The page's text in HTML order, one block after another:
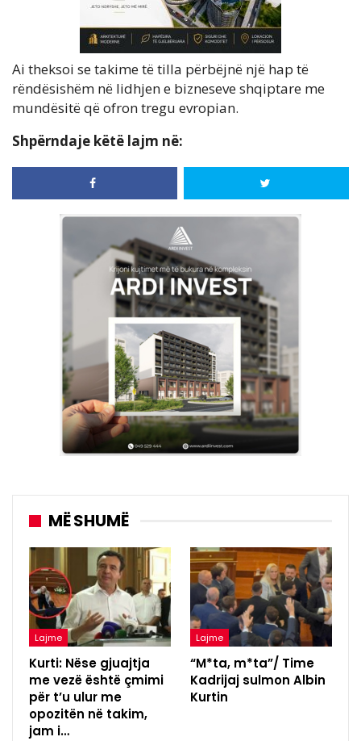
Ai theksoi se takime të tilla përbëjnë një hap të
rëndësishëm në lidhjen e bizneseve shqiptare me
mundësitë që ofron tregu evropian.
Shpërndaje këtë lajm në:
MË SHUMË
Lajme
Kurti: Nëse gjuajtja
me vezë është çmimi
për t’u ulur me
opozitën në takim,
jam i…
Lajme
“M*ta, m*ta”/ Time
Kadrijaj sulmon Albin
Kurtin